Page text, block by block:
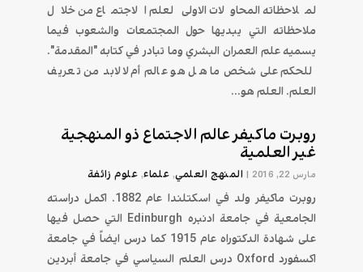
لملاحظاته المحاولات الاولى لعلم الاجتماع من خلال
ملاحظاته التي يبديها حول المجتمعات والشعوب فيما
يسميه علم العمران البشري وما تبادر في كتابه "المقدمة".
للحكم على شخص ما هل هو عالم أم لا لابد من تعريف
العلم. العلم هو...
روبرت ماكيفر عالم الاجتماع ذو المنهجية
غير العلمية
مارس 22, 2016 | المنهج العلمي, علماء, علوم زائفة
روبرت ماكيفر ولد في اسكتلندا عام 1882. اكمل دراسته
الجامعية في جامعة ادنبره Edinburgh التي حصل فيها
على شهادة الدكتوراه عام 1915 كما درس ايضاً في جامعة
اكسفورد Oxford درس العلم السياسي في جامعة أبردين